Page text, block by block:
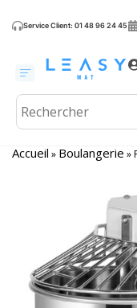
Service Client: 01 48 96 24 45
Accueil » Boulangerie »